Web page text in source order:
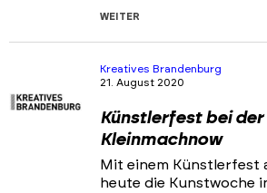
WEITER
Kreatives Brandenburg
21. August 2020
Künstlerfest bei der
Kleinmachnow
Mit einem Künstlerfest
heute die Kunstwoche